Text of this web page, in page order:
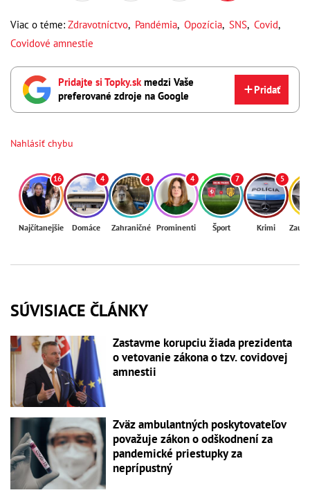
Viac o téme: Zdravotníctvo, Pandémia, Opozícia, SNS, Covid,
Covidové amnestie
Pridajte si Topky.skmedzi Vaše
preferované zdroje na Google
Pridať
Nahlásiť chybu
16
Najčítanejšie
4
Domáce
4
Zahraničné
4
Prominenti
7
Šport
5
Krimi
SÚVISIACE ČLÁNKY
Zastavme korupciu žiada prezidenta
o vetovanie zákona o tzv. covidovej
amnestii
Zväz ambulantných poskytovateľov
považuje zákon o odškodnení za
pandemické priestupky za
neprípustný